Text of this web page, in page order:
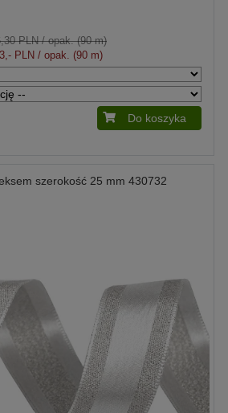
PLN/ opak. (90 m)
PLN / opak. (90 m)
Do koszyka
szerokość 25 mm 430732